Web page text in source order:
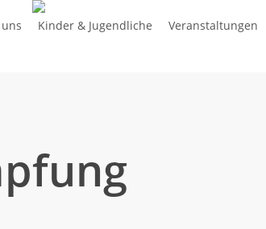
Kinder & Jugendliche Veranstaltungen